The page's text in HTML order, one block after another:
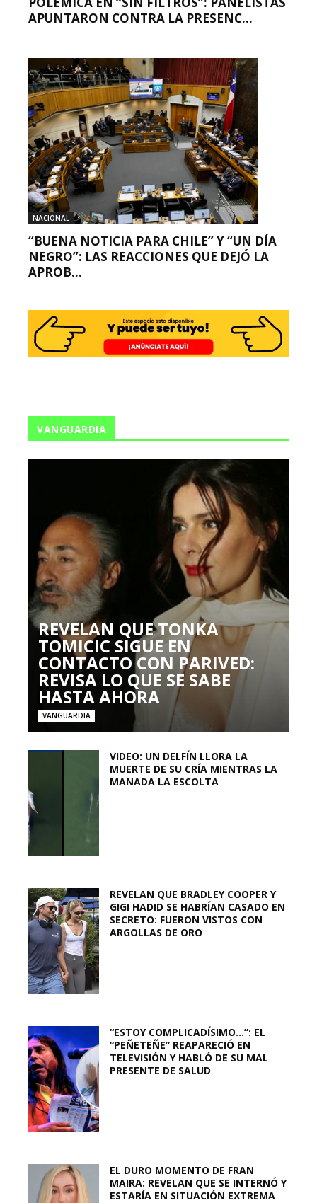
APUNTARON CONTRA LA PRESENC...
NACIONAL
“BUENA NOTICIA PARA CHILE” Y “UN DÍA
NEGRO”: LAS REACCIONES QUE DEJÓ LA
APROB...
VANGUARDIA
REVELAN QUE TONKA
TOMICIC SIGUE EN
CONTACTO CON PARIVED:
REVISA LO QUE SE SABE
HASTA AHORA
VANGUARDIA
VIDEO: UN DELFÍN LLORA LA
MUERTE DE SU CRÍA MIENTRAS LA
MANADA LA ESCOLTA
REVELAN QUE BRADLEY COOPER Y
GIGI HADID SE HABRÍAN CASADO EN
SECRETO: FUERON VISTOS CON
ARGOLLAS DE ORO
“ESTOY COMPLICADÍSIMO…”: EL
“PEÑETEÑE” REAPARECIÓ EN
TELEVISIÓN Y HABLÓ DE SU MAL
PRESENTE DE SALUD
EL DURO MOMENTO DE FRAN
MAIRA: REVELAN QUE SE INTERNÓ Y
ESTARÍA EN SITUACIÓN EXTREMA